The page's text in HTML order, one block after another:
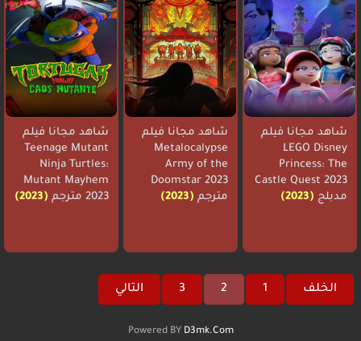
شاهد مجانا فيلم
LEGO Disney
Princess: The
Castle Quest 2023
مدبلج (2023)
شاهد مجانا فيلم
Metalocalypse
Army of the
Doomstar 2023
مترجم (2023)
شاهد مجانا فيلم
Teenage Mutant
Ninja Turtles:
Mutant Mayhem
2023 مترجم
(2023)
الخلف 1
2
3 التالي
Powered BY D3mk.Com